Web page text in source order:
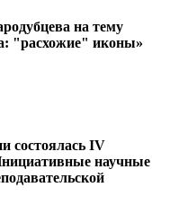
на тему
"расхожие" иконы»
состоялась IV
научные